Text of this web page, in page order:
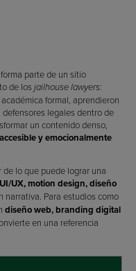
parte de un sitio
de los jailhouse lawyers:
formal, aprendieron
legales dentro de
un contenido denso,
y emocionalmente
lo que puede lograr una
UI/UX, motion design, diseño
narrativa. Para estudios como
diseño web, branding digital
en una referencia